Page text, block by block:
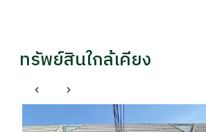
ทรัพย์สินใกล้เคียง